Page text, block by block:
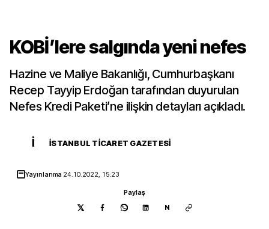
KOBİ’lere salgında yeni nefes
Hazine ve Maliye Bakanlığı, Cumhurbaşkanı
Recep Tayyip Erdoğan tarafından duyurulan
Nefes Kredi Paketi’ne ilişkin detayları açıkladı.
İ İSTANBUL TICARET GAZETESI
Yayınlanma 24.10.2022, 15:23
Paylaş
N